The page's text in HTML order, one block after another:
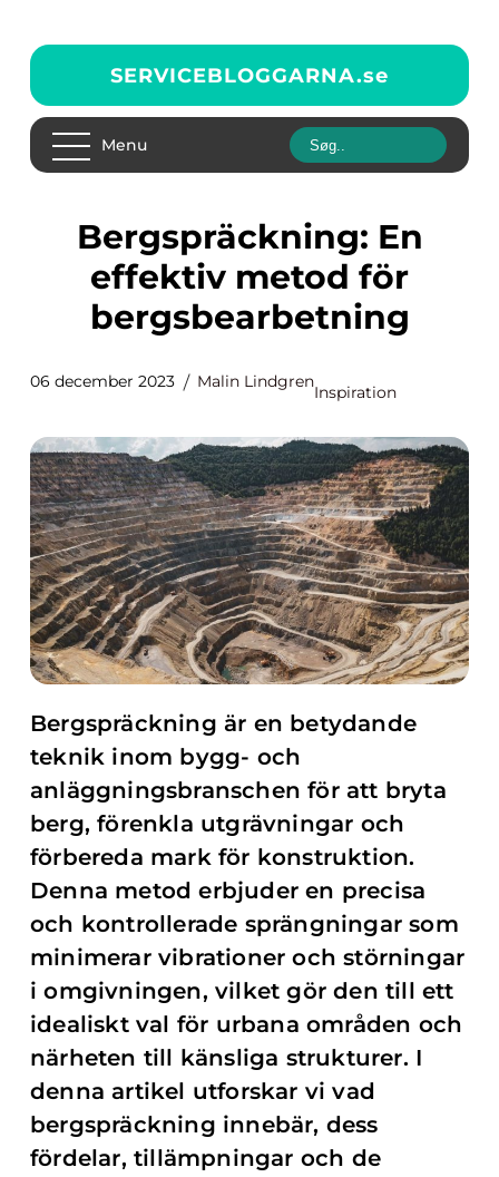
SERVICEBLOGGARNA.se
Menu
Bergspräckning: En
effektiv metod för
bergsbearbetning
06 december 2023 Malin Lindgren
Inspiration
Bergspräckning är en betydande
teknik inom bygg- och
anläggningsbranschen för att bryta
berg, förenkla utgrävningar och
förbereda mark för konstruktion.
Denna metod erbjuder en precisa
och kontrollerade sprängningar som
minimerar vibrationer och störningar
i omgivningen, vilket gör den till ett
idealiskt val för urbana områden och
närheten till känsliga strukturer. I
denna artikel utforskar vi vad
bergspräckning innebär, dess
fördelar, tillämpningar och de